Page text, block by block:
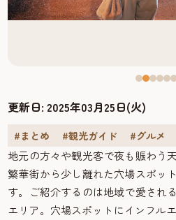
更新日:2025年03月25日(火)
#まとめ #観光ガイド #グルメ
地元の方々や観光客で夜も賑わう
繁華街から少し離れた穴場スポッ
す。ご紹介するのは地域で愛され
エリア。穴場スポットにインフル